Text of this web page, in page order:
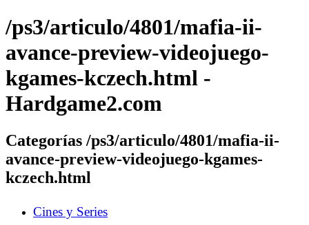
/ps3/articulo/4801/mafia-ii-
avance-preview-videojuego-
kgames-kczech.html -
Hardgame2.com
Categorías /ps3/articulo/4801/mafia-ii-
avance-preview-videojuego-kgames-
kczech.html
Cines y Series